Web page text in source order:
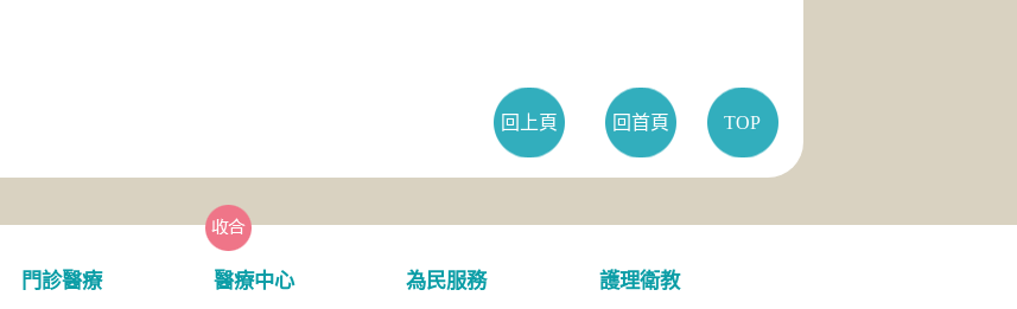
回上頁 回首頁 TOP
門診醫療 醫療中心 為民服務 護理衛教